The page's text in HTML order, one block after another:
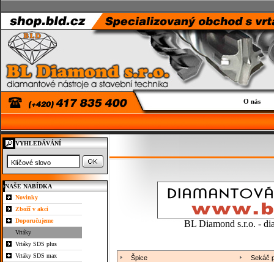
O nás
VYHLEDÁVÁNÍ
NAŠE NABÍDKA
Novinky
Zboží v akci
Doporučujeme
Vrtáky
Vrtáky SDS plus
Vrtáky SDS max
BL Diamond s.r.o. -
Špice
Sekáč